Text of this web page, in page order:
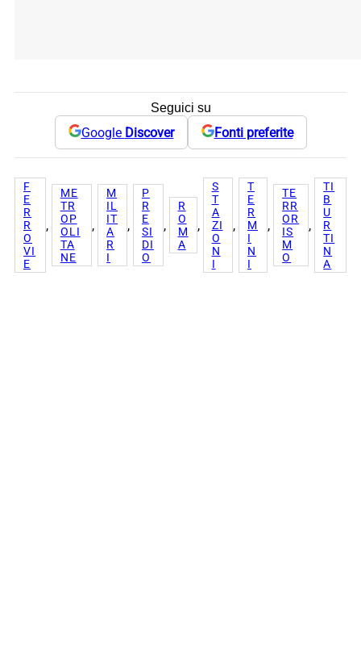
Seguici su
Google Discover Fonti preferite
F
E
R
R
O
VI
E
,
ME
TR
OP
OLI
TA
NE
,
M
IL
IT
A
R
I
,
P
R
E
SI
DI
O
,
R
O
M
A
,
S
T
A
ZI
O
N
I
,
T
E
R
M
I
N
I
,
TE
RR
OR
IS
M
O
,
TI
B
U
R
TI
N
A